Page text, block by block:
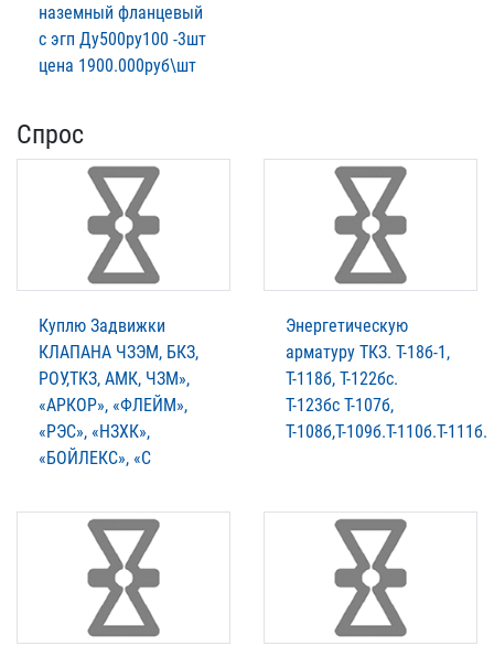
наземный фланцевый
с эгп Ду500ру100 -3шт
цена 1900.000руб\шт
Спрос
Куплю Задвижки
КЛАПАНА ЧЗЭМ, БКЗ,
РОУ,ТКЗ, АМК, ЧЗМ»,
«АРКОР», «ФЛЕЙМ»,
«РЭС», «НЗХК»,
«БОЙЛЕКС», «С
Энергетическую
арматуру ТКЗ. T-18б-1,
Т-118б, Т-122бс.
Т-123бс Т-107б,
Т-108б,Т-109б.Т-110б.Т-111б.